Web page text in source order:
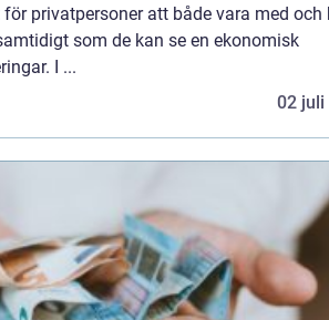
privatpersoner att både vara med och
som de kan se en ekonomisk
I ...
02 juli